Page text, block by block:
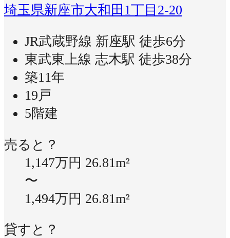
埼玉県新座市大和田1丁目2-20
JR武蔵野線 新座駅 徒歩6分
東武東上線 志木駅 徒歩38分
築11年
19戸
5階建
売ると？
1,147万円 26.81m²
〜
1,494万円 26.81m²
貸すと？